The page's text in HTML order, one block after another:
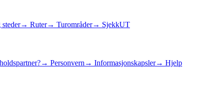
→ Ruter→ Turområder→ SjekkUT
→ Personvern → Informasjonskapsler→ Hjelp